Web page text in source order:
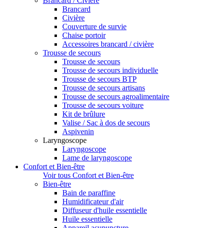
Brancard
Civière
Couverture de survie
Chaise portoir
Accessoires brancard / civière
Trousse de secours
Trousse de secours
Trousse de secours individuelle
Trousse de secours BTP
Trousse de secours artisans
Trousse de secours agroalimentaire
Trousse de secours voiture
Kit de brûlure
Valise / Sac à dos de secours
Aspivenin
Laryngoscope
Laryngoscope
Lame de laryngoscope
Confort et Bien-être
Voir tous Confort et Bien-être
Bien-être
Bain de paraffine
Humidificateur d'air
Diffuseur d'huile essentielle
Huile essentielle